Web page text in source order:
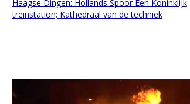
Haagse Dingen: Hollands Spoor Een Koninklijk
treinstation; Kathedraal van de techniek